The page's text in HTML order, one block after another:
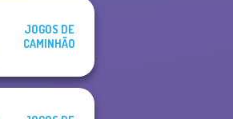
JOGOS DE
CAMINHÃO